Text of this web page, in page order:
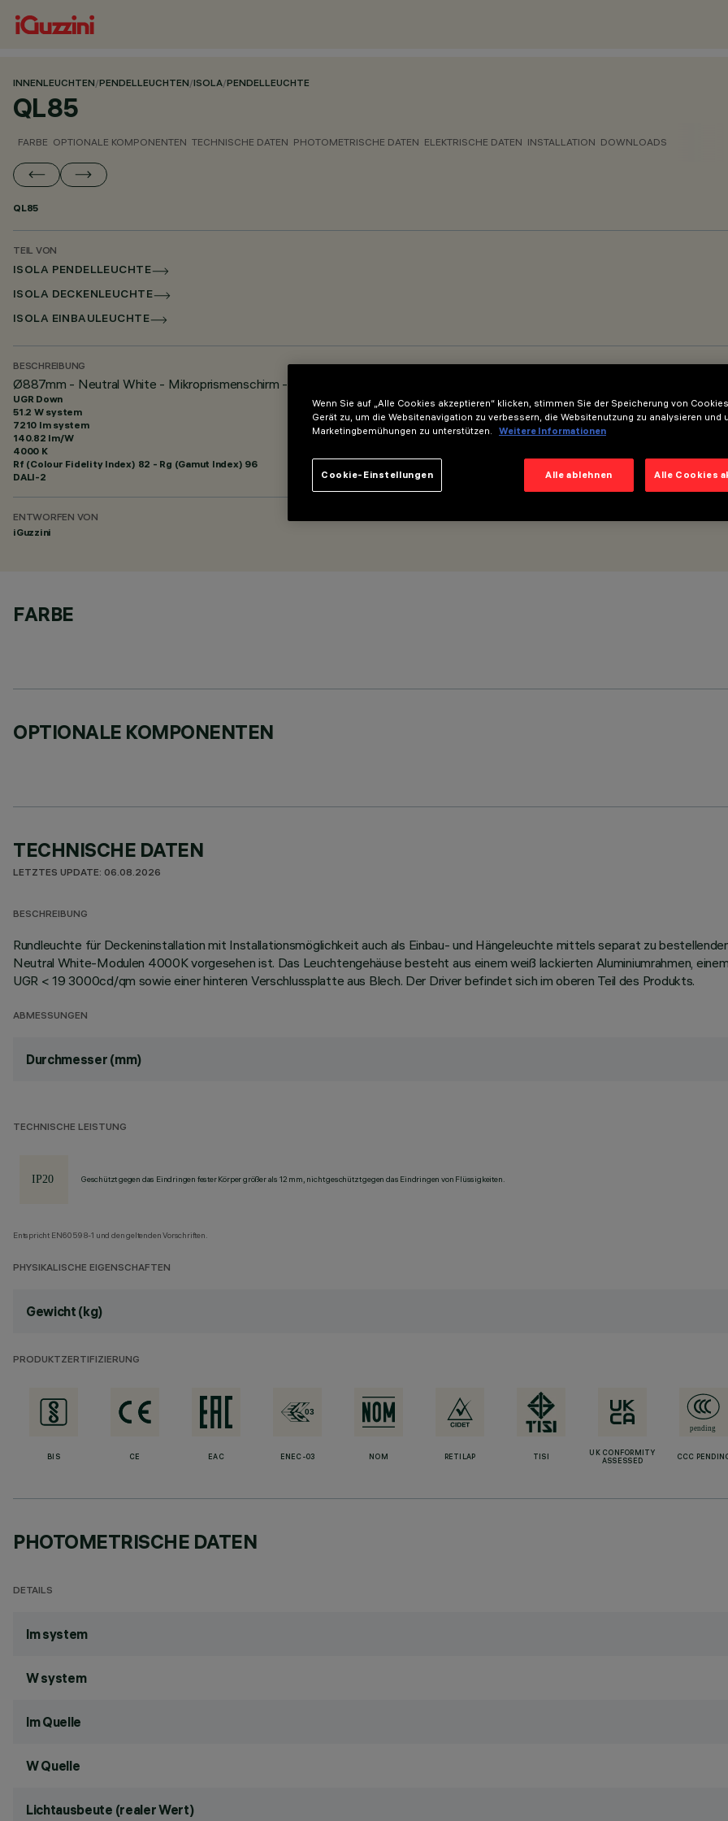
INNENLEUCHTEN/PENDELLEUCHTEN/ISOLA/PENDELLEUCHTE
QL85
FARBE OPTIONALE KOMPONENTEN TECHNISCHE DATEN PHOTOMETRISCHE DATEN ELEKTRISCHE DATEN INSTALLATION DOWNLOADS
QL85
TEIL VON
ISOLA PENDELLEUCHTE
ISOLA DECKENLEUCHTE
ISOLA EINBAULEUCHTE
BESCHREIBUNG
Ø887mm - Neutral White - Mikroprismenschirm - DALI
UGR Down
51.2 W system
7210 lm system
140.82 lm/W
4000 K
Rf (Colour Fidelity Index) 82 - Rg (Gamut Index) 96
DALI-2
ENTWORFEN VON
iGuzzini
FARBE
OPTIONALE KOMPONENTEN
TECHNISCHE DATEN
LETZTES UPDATE: 06.08.2026
BESCHREIBUNG
Rundleuchte für Deckeninstallation mit Installationsmöglichkeit auch als Einbau- und Hängeleuchte mittels separat zu
Neutral White-Modulen 4000K vorgesehen ist. Das Leuchtengehäuse besteht aus einem weiß lackierten Aluminiumrahmen,
UGR < 19 3000cd/qm sowie einer hinteren Verschlussplatte aus Blech. Der Driver befindet sich im oberen Teil des Produkts.
ABMESSUNGEN
Durchmesser (mm)
TECHNISCHE LEISTUNG
Geschützt gegen das Eindringen fester Körper größer als 12 mm, nicht geschützt gegen das Eindringen von Flüssigkeiten.
Entspricht EN60598-1 und den geltenden Vorschriften.
PHYSIKALISCHE EIGENSCHAFTEN
Gewicht (kg)
PRODUKTZERTIFIZIERUNG
BIS CE EAC ENEC-03 NOM RETILAP TISI
UK CONFORMITY
ASSESSED
CCC
PHOTOMETRISCHE DATEN
DETAILS
lm system
W system
lm Quelle
W Quelle
Lichtausbeute (realer Wert)
Wenn Sie auf „Alle Cookies akzeptieren“ klicken, stimmen Sie der Speicherung von
Gerät zu, um die Websitenavigation zu verbessern, die Websitenutzung zu analysieren und
Marketingbemühungen zu unterstützen.
Weitere Informationen
Alle ablehnen Alle Cookies
Cookie-Einstellungen